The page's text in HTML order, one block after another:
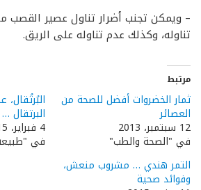
– ويمكن تجنب أضرار تناول عصير القصب
تناوله، وكذلك عدم تناوله على الريق.
مرتبط
ثمار الخضروات أفضل للصحة من
العصائر
12 سبتمبر، 2013
في "الصحة والطب"
البُرتُقال،
البرتقال
4 فبراير، 2015
في
التمر هندي … مشروب منعش،
وفوائد صحية